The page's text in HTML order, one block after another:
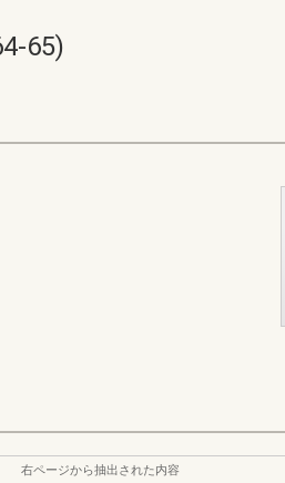
65)
右ページから抽出された内容